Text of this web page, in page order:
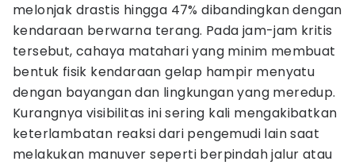
melonjak drastis hingga 47% dibandingkan dengan
kendaraan berwarna terang. Pada jam-jam kritis
tersebut, cahaya matahari yang minim membuat
bentuk fisik kendaraan gelap hampir menyatu
dengan bayangan dan lingkungan yang meredup.
Kurangnya visibilitas ini sering kali mengakibatkan
keterlambatan reaksi dari pengemudi lain saat
melakukan manuver seperti berpindah jalur atau